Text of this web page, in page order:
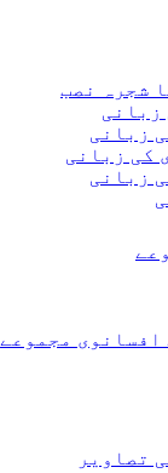
شجرہ نصب
زبانی
زبانی
کی زبانی
زبانی
افسانوی مجموعے
تصاویر